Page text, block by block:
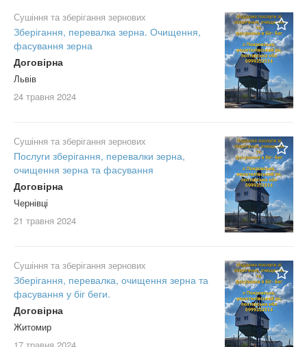
Сушіння та зберігання зернових
Зберігання, перевалка зерна. Очищення,
фасування зерна
Договірна
Львів
24 травня 2024
Сушіння та зберігання зернових
Послуги зберігання, перевалки зерна,
очищення зерна та фасування
Договірна
Чернівці
21 травня 2024
Сушіння та зберігання зернових
Зберігання, перевалка, очищення зерна та
фасування у біг беги.
Договірна
Житомир